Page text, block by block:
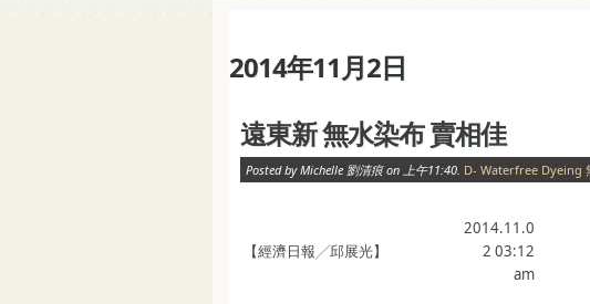
2014年11月2日
遠東新 無水染布 賣相佳
Posted by Michelle 劉清痕 on 上午11:40. D- Waterfree Dyeing
【經濟日報╱邱展光】
2014.11.0
2 03:12
am